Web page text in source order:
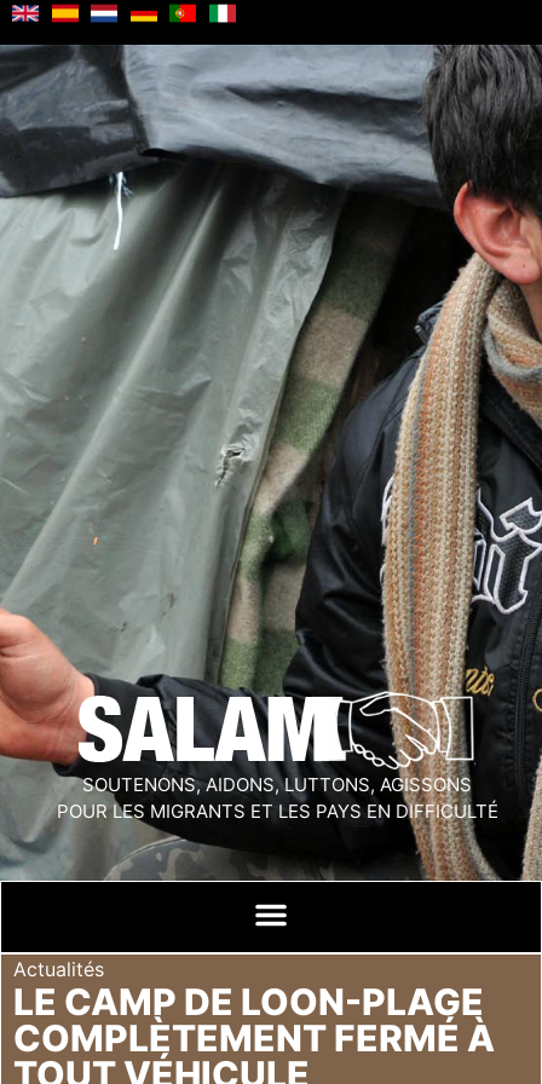
SOUTENONS, AIDONS, LUTTONS, AGISSONS
POUR LES MIGRANTS ET LES PAYS EN DIFFICULTÉ
Actualités
LE CAMP DE LOON-PLAGE
COMPLÈTEMENT FERMÉ À
TOUT VÉHICULE